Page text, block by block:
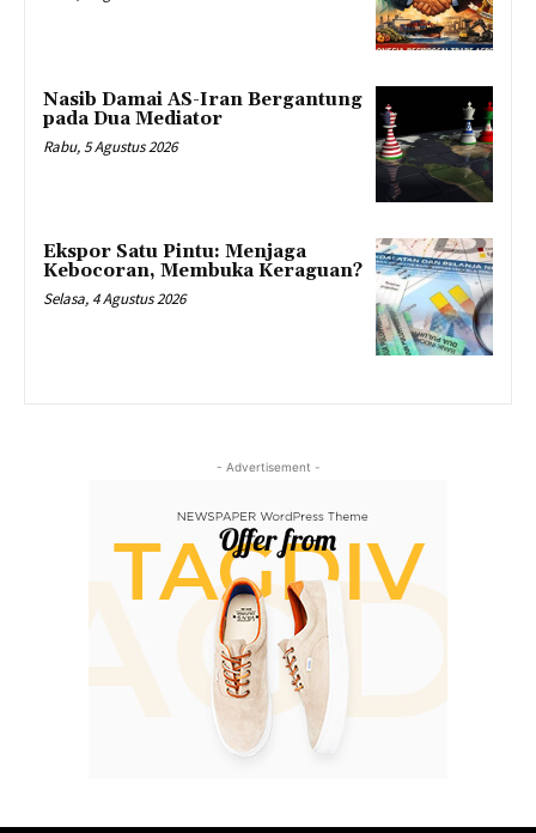
Nasib Damai AS-Iran Bergantung
pada Dua Mediator
Rabu, 5 Agustus 2026
Ekspor Satu Pintu: Menjaga
Kebocoran, Membuka Keraguan?
Selasa, 4 Agustus 2026
- Advertisement -